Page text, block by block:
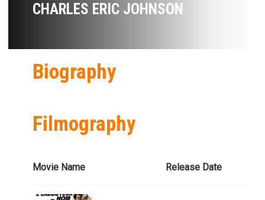
CHARLES ERIC JOHNSON
Biography
Filmography
Movie Name Release Date